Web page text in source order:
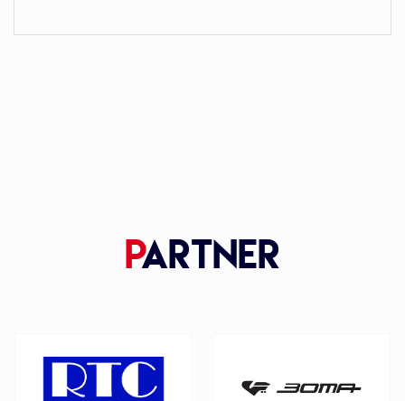
Partner